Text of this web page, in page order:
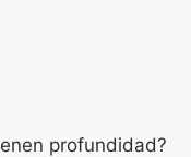
profundidad?